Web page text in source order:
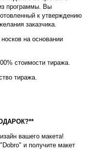
программы. Вы
к утверждению
заказчика.
на основании
стоимости тиража.
тиража.
вашего макета!
и получите макет